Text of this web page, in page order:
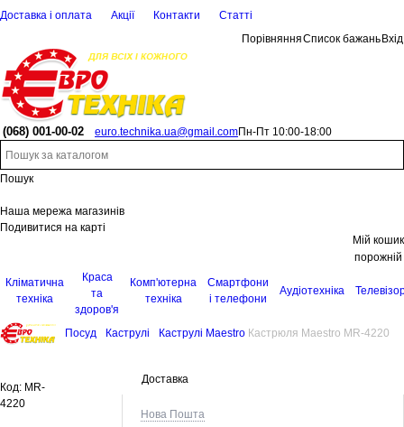
Доставка і оплата Акції Контакти
Статті
ПорівнянняСписок бажань Вхід
(068) 001-00-02 euro.technika.ua@gmail.comПн-Пт 10:00-18:00
Пошук
Наша мережа магазинів
Подивитися на карті
Мій кошик
порожній
Кліматична
техніка
Краса
та
здоров'я
Комп'ютерна
техніка
Смартфони
і телефони
Аудіотехніка
Посуд Каструлі Каструлі Maestro Кастрюля Maestro MR-4220
Доставка
Нова Пошта
Код: MR-
4220